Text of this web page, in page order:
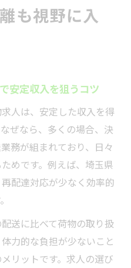
も視野に入
安定収入を狙うコツ
人は、安定した収入を得
ぜなら、多くの場合、決
務が組まれており、日々
めです。例えば、埼玉県
配達対応が少なく効率的
送に比べて荷物の取り扱
力的な負担が少ないこと
リットです。求人の選び